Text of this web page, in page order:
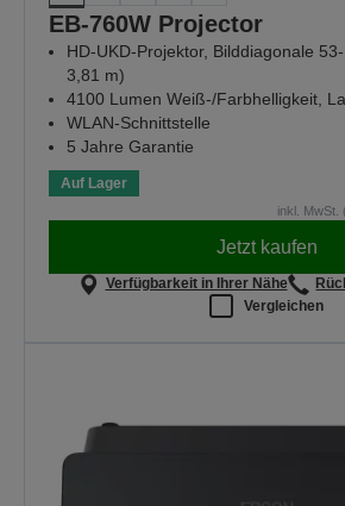
EB-760W Projector
HD-UKD-Projektor, Bilddiagonale
3,81 m)
4100 Lumen Weiß-/Farbhelligkeit,
WLAN-Schnittstelle
5 Jahre Garantie
Auf Lager
inkl. MwSt.
Jetzt kaufen
Verfügbarkeit in Ihrer Nähe
Vergleichen